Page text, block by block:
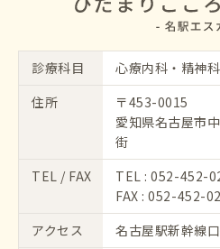
診療科目
心療内科・精神科
住所
〒453-0015
愛知県名古屋市
街
TEL / FAX
TEL :052-452-
FAX : 052-452-
アクセス
名古屋駅新幹線